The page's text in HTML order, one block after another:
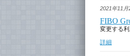
2021年11月
FIBO
変更する
詳細